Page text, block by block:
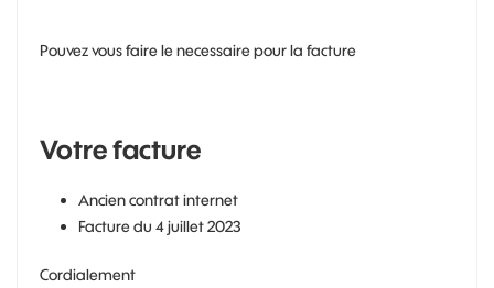
Pouvez vous faire le necessaire pour la facture
Votre facture
Ancien contrat internet
Facture du 4 juillet 2023
Cordialement